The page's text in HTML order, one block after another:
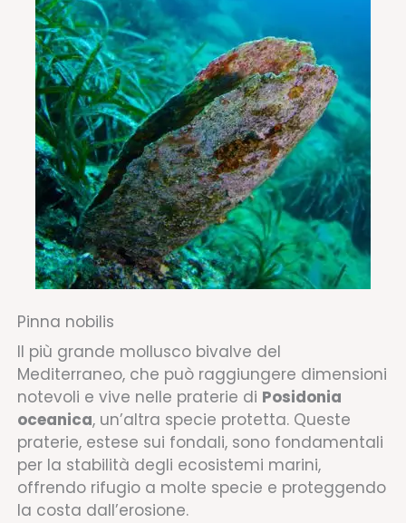
Pinna nobilis
Il più grande mollusco bivalve del
Mediterraneo, che può raggiungere dimensioni
notevoli e vive nelle praterie di Posidonia
oceanica, un’altra specie protetta. Queste
praterie, estese sui fondali, sono fondamentali
per la stabilità degli ecosistemi marini,
offrendo rifugio a molte specie e proteggendo
la costa dall’erosione.